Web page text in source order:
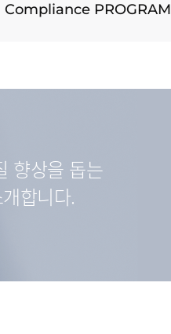
Compliance PROGRAM
향상을 돕는
합니다.